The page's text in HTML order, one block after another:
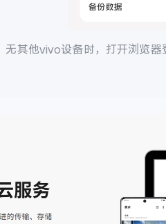
无其他vivo设备时，打开浏览器